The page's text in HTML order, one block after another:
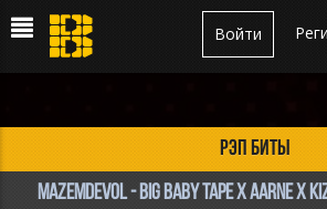
Войти
рэп биты
mazemdevol - BIG BABY TAPE x AARNE x KIZARU